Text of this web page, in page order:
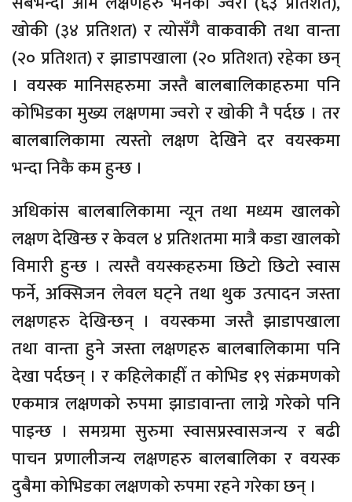
खोकी (३४ प्रतिशत) र त्योसँगै वाकवाकी तथा वान्ता
(२० प्रतिशत) र झाडापखाला (२० प्रतिशत) रहेका छन्
। वयस्क मानिसहरुमा जस्तै बालबालिकाहरुमा पनि
कोभिडका मुख्य लक्षणमा ज्वरो र खोकी नै पर्दछ । तर
बालबालिकामा त्यस्तो लक्षण देखिने दर वयस्कमा
भन्दा निकै कम हुन्छ ।
अधिकांस बालबालिकामा न्यून तथा मध्यम खालको
लक्षण देखिन्छ र केवल ४ प्रतिशतमा मात्रै कडा खालको
विमारी हुन्छ । त्यस्तै वयस्कहरुमा छिटो छिटो स्वास
फर्ने, अक्सिजन लेवल घट्ने तथा थुक उत्पादन जस्ता
लक्षणहरु देखिन्छन् । वयस्कमा जस्तै झाडापखाला
तथा वान्ता हुने जस्ता लक्षणहरु बालबालिकामा पनि
देखा पर्दछन् । र कहिलेकाहीँ त कोभिड १९ संक्रमणको
एकमात्र लक्षणको रुपमा झाडावान्ता लाग्ने गरेको पनि
पाइन्छ । समग्रमा सुरुमा स्वासप्रस्वासजन्य र बढी
पाचन प्रणालीजन्य लक्षणहरु बालबालिका र वयस्क
दुबैमा कोभिडका लक्षणको रुपमा रहने गरेका छन् ।